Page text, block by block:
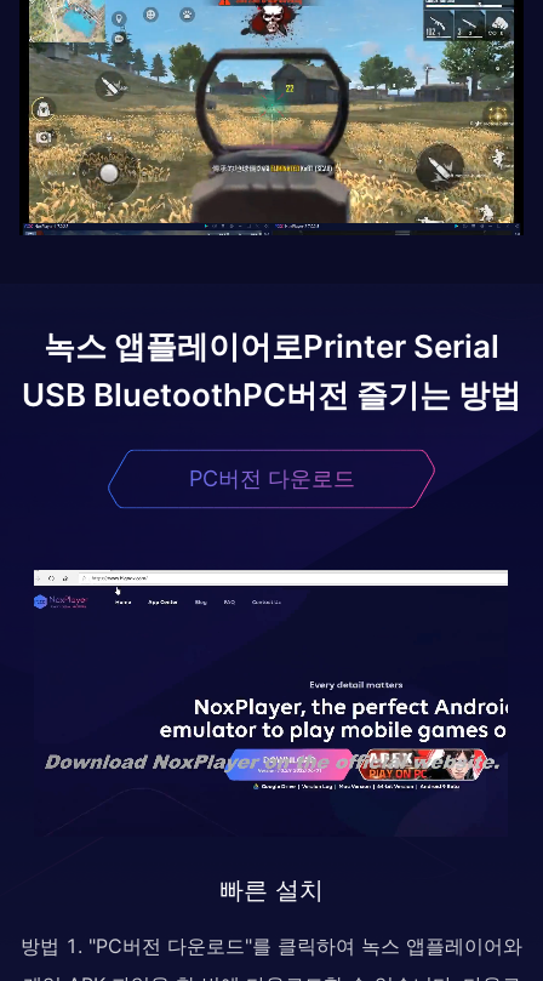
녹스 앱플레이어로Printer Serial
USB BluetoothPC버전 즐기는 방법
PC버전 다운로드
빠른 설치
방법 1. "PC버전 다운로드"를 클릭하여 녹스 앱플레이어와